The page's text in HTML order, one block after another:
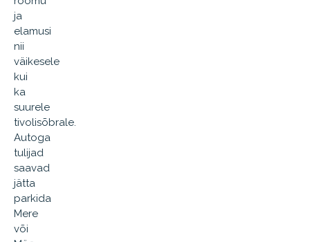
ja
elamusi
nii
väikesele
kui
ka
suurele
tivolisõbrale.
Autoga
tulijad
saavad
jätta
parkida
Mere
või